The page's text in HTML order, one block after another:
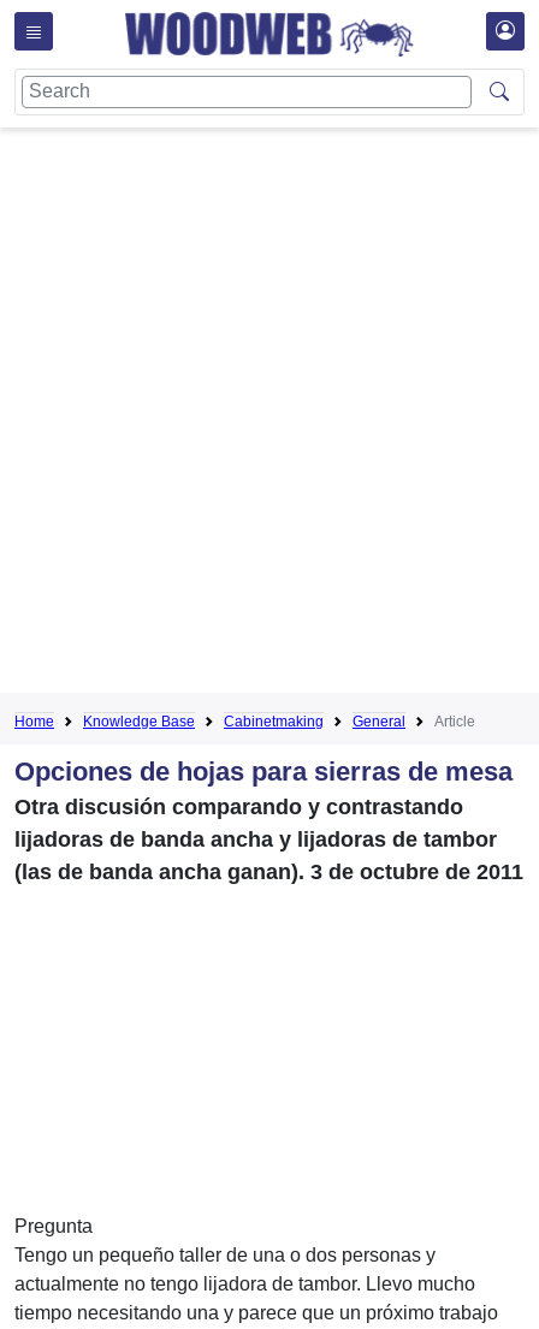
Home Knowledge Base Cabinetmaking General Article
Opciones de hojas para sierras de mesa
Otra discusión comparando y contrastando
lijadoras de banda ancha y lijadoras de tambor
(las de banda ancha ganan). 3 de octubre de 2011
Pregunta
Tengo un pequeño taller de una o dos personas y
actualmente no tengo lijadora de tambor. Llevo mucho
tiempo necesitando una y parece que un próximo trabajo